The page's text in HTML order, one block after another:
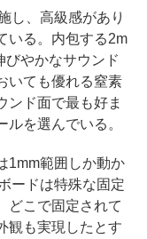
し、高級感があり
いる。内包する2m
びやかなサウンド
いても優れる窒素
ンド面で最も好ま
を選んでいる。
1mm範囲しか動か
ードは特殊な固定
どこで固定されて
観も実現したとす